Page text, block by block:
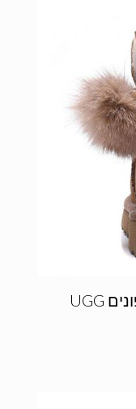
מגפי האגג דגם מיני פונפונים UGG